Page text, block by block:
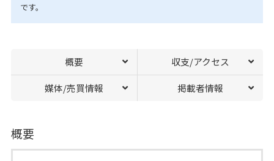
です。
概要 収支/アクセス
媒体/売買情報 掲載者情報
概要